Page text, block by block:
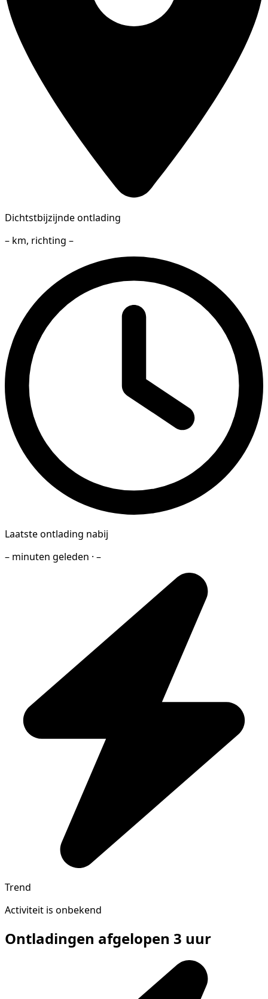
Dichtstbijzijnde ontlading
– km, richting –
Laatste ontlading nabij
– minuten geleden · –
Trend
Activiteit is onbekend
Ontladingen afgelopen 3 uur